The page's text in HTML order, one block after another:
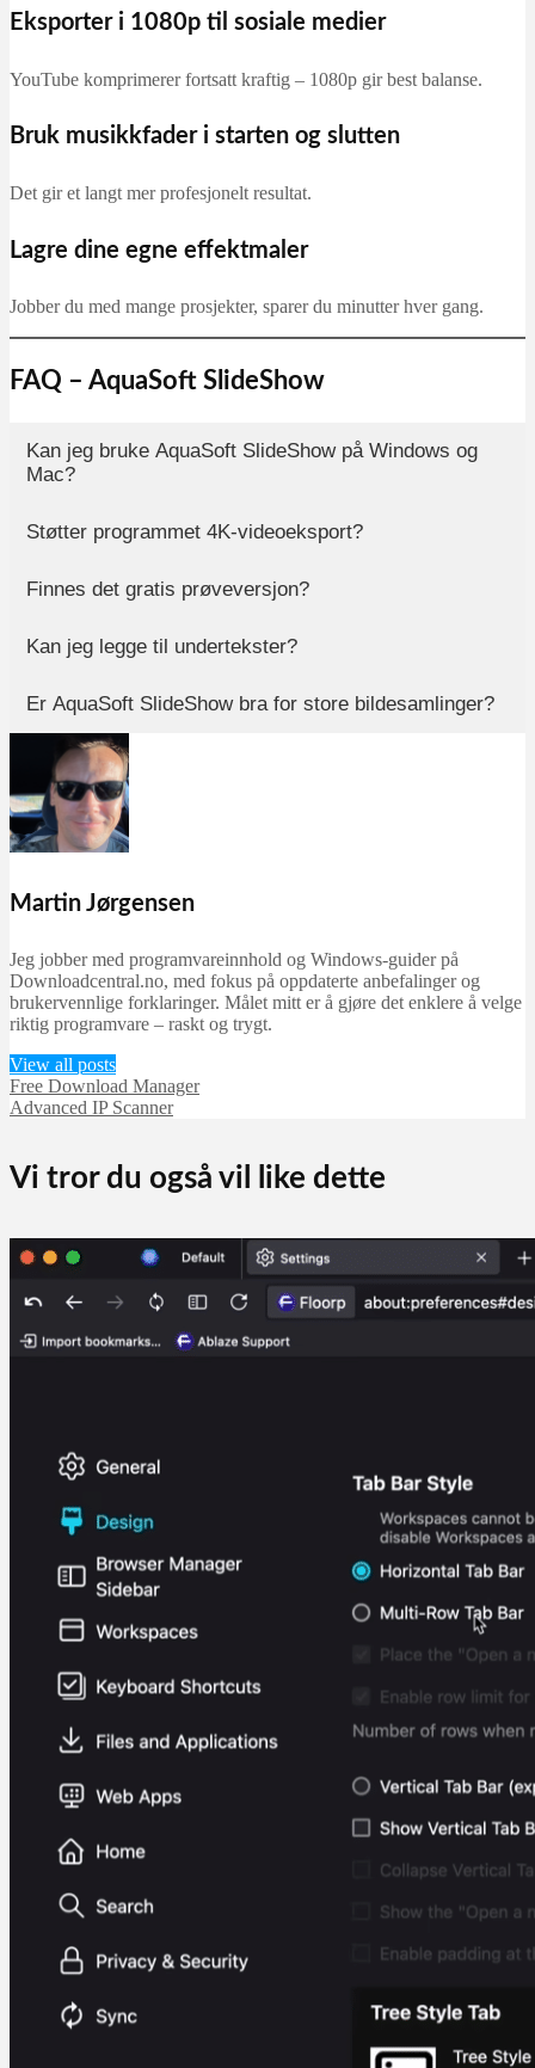
Eksporter i 1080p til sosiale medier
YouTube komprimerer fortsatt kraftig – 1080p gir best balanse.
Bruk musikkfader i starten og slutten
Det gir et langt mer profesjonelt resultat.
Lagre dine egne effektmaler
Jobber du med mange prosjekter, sparer du minutter hver gang.
FAQ – AquaSoft SlideShow
Kan jeg bruke AquaSoft SlideShow på Windows og
Mac?
Støtter programmet 4K-videoeksport?
Finnes det gratis prøveversjon?
Kan jeg legge til undertekster?
Er AquaSoft SlideShow bra for store bildesamlinger?
Martin Jørgensen
Jeg jobber med programvareinnhold og Windows-guider på
Downloadcentral.no, med fokus på oppdaterte anbefalinger og
brukervennlige forklaringer. Målet mitt er å gjøre det enklere å velge
riktig programvare – raskt og trygt.
View all posts
Free Download Manager
Advanced IP Scanner
Vi tror du også vil like dette